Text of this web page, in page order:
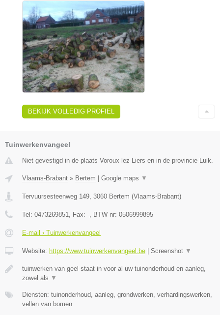
BEKIJK VOLLEDIG PROFIEL
Tuinwerkenvangeel
Niet gevestigd in de plaats Voroux lez Liers en in de provincie Luik.
Vlaams-Brabant » Bertem | Google maps ▼
Tervuursesteenweg 149 3060 Bertem (Vlaams-Brabant)
Tel: 0473269851 , Fax: - , BTW-nr: 0506999895
E-mail › Tuinwerkenvangeel
Website: https://www.tuinwerkenvangeel.be | Screenshot ▼
tuinwerken van geel staat in voor al uw tuinonderhoud en aanleg,
zowel als ▼
Diensten: tuinonderhoud, aanleg, grondwerken, verhardingswerken,
vellen van bomen